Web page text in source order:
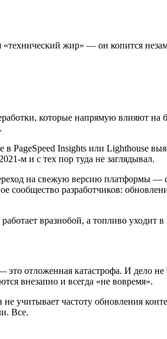
«технический жир» — он копится
которые напрямую влияют на
Insights или Lighthouse
м и с тех пор туда не заглядывал.
на свежую версию платформы —
сообщество разработчиков:
вразнобой, а топливо уходит в
это отложенная катастрофа. И дело
внезапно и всегда «не вовремя».
учитывает частоту обновления
Все.